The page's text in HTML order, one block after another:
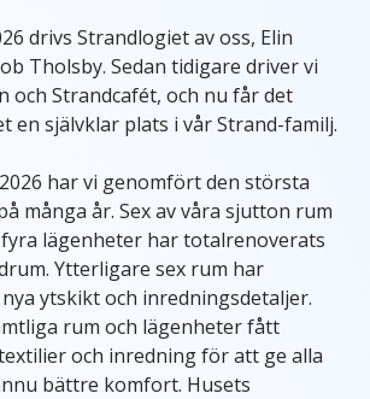
drivs Strandlogiet av oss, Elin
Tholsby. Sedan tidigare driver vi
och Strandcafét, och nu får det
en självklar plats i vår Strand-familj.
har vi genomfört den största
många år. Sex av våra sjutton rum
lägenheter har totalrenoverats
Ytterligare sex rum har
ytskikt och inredningsdetaljer.
rum och lägenheter fått
och inredning för att ge alla
bättre komfort. Husets